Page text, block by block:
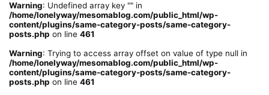
Warning: Undefined array key "" in
/home/lonelyway/mesomablog.com/public_html/wp-
content/plugins/same-category-posts/same-category-
posts.php on line 461
Warning: Trying to access array offset on value of type null in
/home/lonelyway/mesomablog.com/public_html/wp-
content/plugins/same-category-posts/same-category-
posts.php on line 461